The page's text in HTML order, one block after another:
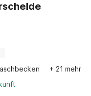
+ 21 mehr